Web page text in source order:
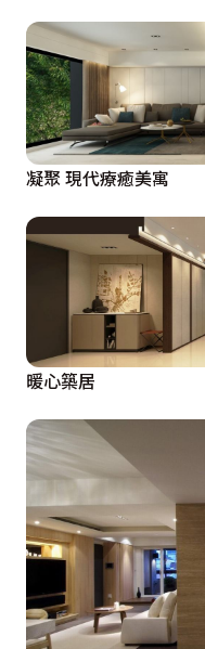
凝聚 現代療癒美寓
暖心築居